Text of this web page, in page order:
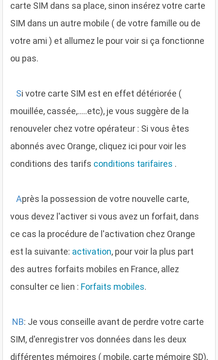
carte SIM dans sa place, sinon insérez votre carte
SIM dans un autre mobile ( de votre famille ou de
votre ami ) et allumez le pour voir si ça fonctionne
ou pas.
Si votre carte SIM est en effet détériorée (
mouillée, cassée,.....etc), je vous suggère de la
renouveler chez votre opérateur : Si vous êtes
abonnés avec Orange, cliquez ici pour voir les
conditions des tarifs conditions tarifaires .
Après la possession de votre nouvelle carte,
vous devez l'activer si vous avez un forfait, dans
ce cas la procédure de l'activation chez Orange
est la suivante: activation, pour voir la plus part
des autres forfaits mobiles en France, allez
consulter ce lien : Forfaits mobiles.
NB: Je vous conseille avant de perdre votre carte
SIM, d'enregistrer vos données dans les deux
différentes mémoires ( mobile, carte mémoire SD),